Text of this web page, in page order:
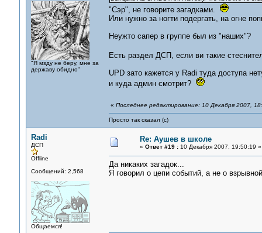
"Я мзду не беру, мне за
державу обидно"
"Сэр", не говорите загадками.
Или нужно за ногти подергать, на огне
Неужто сапер в группе был из "наших"?
Есть раздел ДСП, если ви такие
UPD зато кажется у Radi туда доступа
и куда админ смотрит?
« Последнее редактирование: 10 Декабря 2007,
Просто так сказал (с)
Radi
ДСП
Offline
Сообщений: 2,568
Общаемся!
Re: Аушев в школе
« Ответ #19 :10 Декабря 2007, 19:50:19 »
Да никаких загадок...
Я говорил о цепи событий, а не о